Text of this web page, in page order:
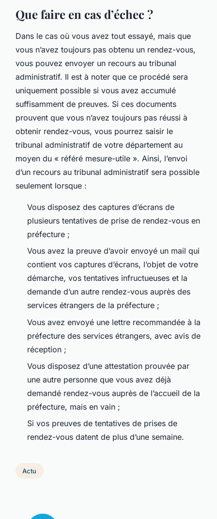
Que faire en cas d’échec ?
Dans le cas où vous avez tout essayé, mais que
vous n’avez toujours pas obtenu un rendez-vous,
vous pouvez envoyer un recours au tribunal
administratif. Il est à noter que ce procédé sera
uniquement possible si vous avez accumulé
suffisamment de preuves. Si ces documents
prouvent que vous n’avez toujours pas réussi à
obtenir rendez-vous, vous pourrez saisir le
tribunal administratif de votre département au
moyen du « référé mesure-utile ». Ainsi, l’envoi
d’un recours au tribunal administratif sera possible
seulement lorsque :
Vous disposez des captures d’écrans de
plusieurs tentatives de prise de rendez-vous en
préfecture ;
Vous avez la preuve d’avoir envoyé un mail qui
contient vos captures d’écrans, l’objet de votre
démarche, vos tentatives infructueuses et la
demande d’un autre rendez-vous auprès des
services étrangers de la préfecture ;
Vous avez envoyé une lettre recommandée à la
préfecture des services étrangers, avec avis de
réception ;
Vous disposez d’une attestation prouvée par
une autre personne que vous avez déjà
demandé rendez-vous auprès de l’accueil de la
préfecture, mais en vain ;
Si vos preuves de tentatives de prises de
rendez-vous datent de plus d’une semaine.
Actu